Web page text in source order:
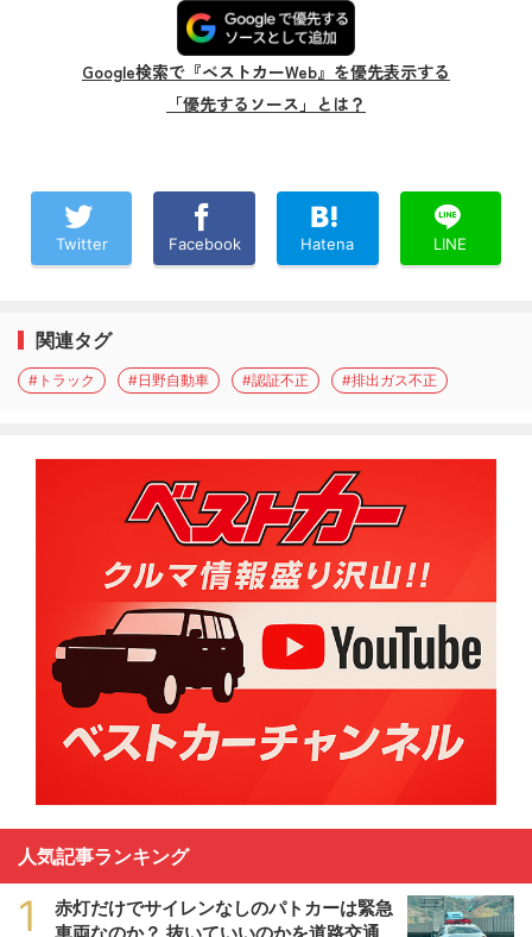
Google検索で『ベストカーWeb』を優先表示する
「優先するソース」とは？
Twitter Facebook Hatena LINE
関連タグ
#トラック #日野自動車 #認証不正 #排出ガス不正
人気記事ランキング
1
赤灯だけでサイレンなしのパトカーは緊急